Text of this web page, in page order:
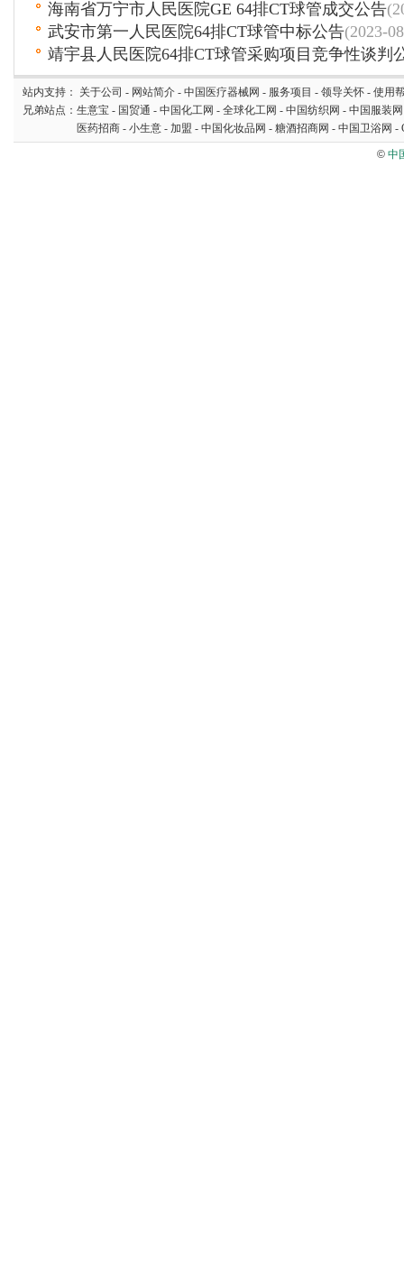
海南省万宁市人民医院GE 64排CT球管成交公告
武安市第一人民医院64排CT球管中标公告(2023-
靖宇县人民医院64排CT球管采购项目竞争性谈判
站内支持： 关于公司 - 网站简介 - 中国医疗器械网 - 服务项目 - 领导关怀 - 使用
兄弟站点： 生意宝 - 国贸通 - 中国化工网 - 全球化工网 - 中国纺织网 - 中国服装网
医药招商 - 小生意 - 加盟 - 中国化妆品网 - 糖酒招商网 - 中国卫浴网 -
© 中